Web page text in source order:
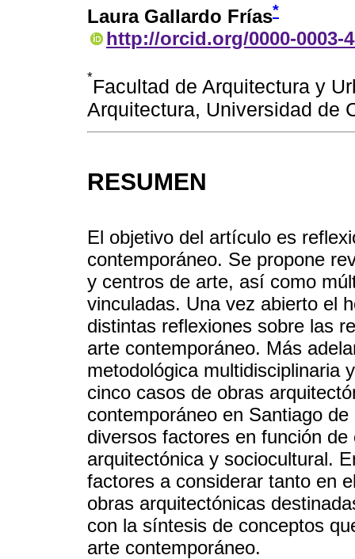
Laura Gallardo Frías*
http://orcid.org/0000-0003-
*Facultad de Arquitectura y
Arquitectura, Universidad de
RESUMEN
El objetivo del artículo es
contemporáneo. Se propone
y centros de arte, así como
vinculadas. Una vez abierto el
distintas reflexiones sobre las
arte contemporáneo. Más
metodológica multidisciplinaria
cinco casos de obras
contemporáneo en Santiago
diversos factores en función
arquitectónica y sociocultural.
factores a considerar tanto en
obras arquitectónicas
con la síntesis de conceptos
arte contemporáneo.